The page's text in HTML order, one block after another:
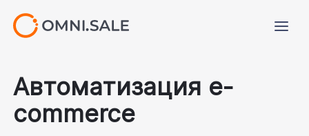
Автоматизация e-
commerce